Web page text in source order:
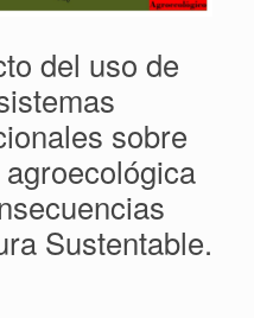
del uso de
sobre
Sustentable.